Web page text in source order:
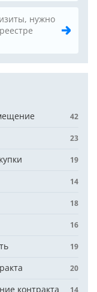
нужно
42
23
19
14
18
16
19
20
контракта 14